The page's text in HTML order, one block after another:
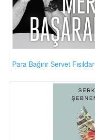
Para Bağırır Servet Fısıldar